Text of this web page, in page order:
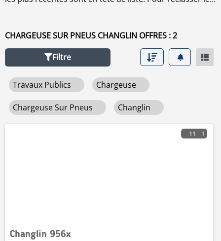
CHARGEUSE SUR PNEUS CHANGLIN OFFRES : 2
Filtre
Travaux Publics Chargeuse
Chargeuse Sur Pneus Changlin
11 1
Changlin 956x